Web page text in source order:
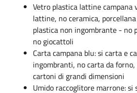
Vetro plastica lattine campana
lattine, no ceramica,
plastica non ingombrante - no
no giocattoli
Carta campana blu: si carta e
ingombranti, no carta da
cartoni di grandi dimensioni
Umido raccoglitore marrone: si